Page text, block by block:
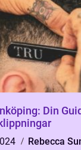
Din
Rebecca